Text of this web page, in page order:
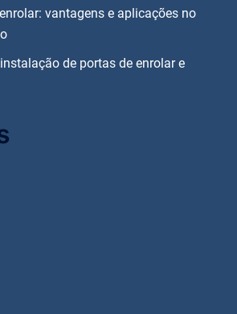
vantagens e aplicações no
de portas de enrolar e